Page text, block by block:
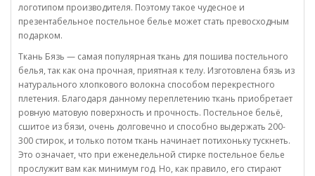
логотипом производителя. Поэтому такое чудесное и
презентабельное постельное белье может стать превосходным
подарком.
Ткань Бязь — самая популярная ткань для пошива постельного
белья, так как она прочная, приятная к телу. Изготовлена бязь из
натурального хлопкового волокна способом перекрестного
плетения. Благодаря данному переплетению ткань приобретает
ровную матовую поверхность и прочность. Постельное бельё,
сшитое из бязи, очень долговечно и способно выдержать 200-
300 стирок, и только потом ткань начинает потихоньку тускнеть.
Это означает, что при еженедельной стирке постельное белье
прослужит вам как минимум год. Но, как правило, его стирают